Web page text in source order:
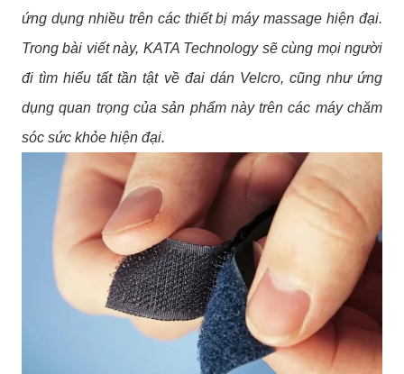
ứng dụng nhiều trên các thiết bị máy massage hiện đại.
Trong bài viết này, KATA Technology sẽ cùng mọi người
đi tìm hiểu tất tần tật về đai dán Velcro, cũng như ứng
dụng quan trọng của sản phẩm này trên các máy chăm
sóc sức khỏe hiện đại.